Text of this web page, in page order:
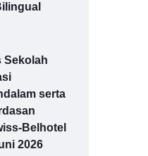
Sekolah
serta
Belhotel
2026